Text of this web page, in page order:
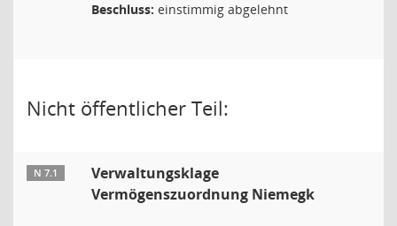
Beschluss: einstimmig abgelehnt
Nicht öffentlicher Teil:
N 7.1
Verwaltungsklage
Vermögenszuordnung Niemegk